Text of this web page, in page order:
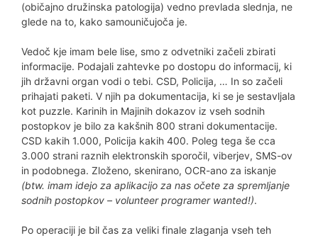
(običajno družinska patologija) vedno prevlada slednja, ne
glede na to, kako samouničujoča je.
Vedoč kje imam bele lise, smo z odvetniki začeli zbirati
informacije. Podajali zahtevke po dostopu do informacij, ki
jih državni organ vodi o tebi. CSD, Policija, … In so začeli
prihajati paketi. V njih pa dokumentacija, ki se je sestavljala
kot puzzle. Karinih in Majinih dokazov iz vseh sodnih
postopkov je bilo za kakšnih 800 strani dokumentacije.
CSD kakih 1.000, Policija kakih 400. Poleg tega še cca
3.000 strani raznih elektronskih sporočil, viberjev, SMS-ov
in podobnega. Zloženo, skenirano, OCR-ano za iskanje
(btw. imam idejo za aplikacijo za nas očete za spremljanje
sodnih postopkov – volunteer programer wanted!).
Po operaciji je bil čas za veliki finale zlaganja vseh teh